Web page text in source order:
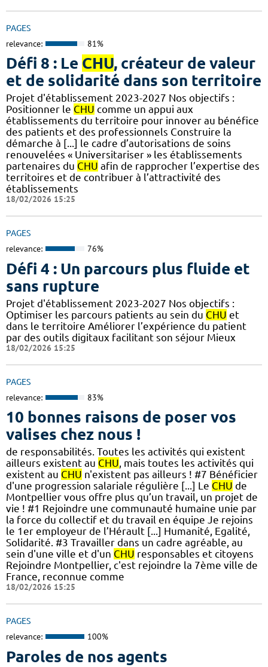
PAGES
relevance: 81%
Défi 8 : Le CHU, créateur de valeur
et de solidarité dans son territoire
Projet d'établissement 2023-2027 Nos objectifs :
Positionner le CHU comme un appui aux
établissements du territoire pour innover au bénéfice
des patients et des professionnels Construire la
démarche à [...] le cadre d’autorisations de soins
renouvelées « Universitariser » les établissements
partenaires du CHU afin de rapprocher l’expertise des
territoires et de contribuer à l’attractivité des
établissements
18/02/2026 15:25
PAGES
relevance: 76%
Défi 4 : Un parcours plus fluide et
sans rupture
Projet d'établissement 2023-2027 Nos objectifs :
Optimiser les parcours patients au sein du CHU et
dans le territoire Améliorer l’expérience du patient
par des outils digitaux facilitant son séjour Mieux
18/02/2026 15:25
PAGES
relevance: 83%
10 bonnes raisons de poser vos
valises chez nous !
de responsabilités. Toutes les activités qui existent
ailleurs existent au CHU, mais toutes les activités qui
existent au CHU n'existent pas ailleurs ! #7 Bénéficier
d'une progression salariale régulière [...] Le CHU de
Montpellier vous offre plus qu’un travail, un projet de
vie ! #1 Rejoindre une communauté humaine unie par
la force du collectif et du travail en équipe Je rejoins
le 1er employeur de l’Hérault [...] Humanité, Egalité,
Solidarité. #3 Travailler dans un cadre agréable, au
sein d'une ville et d'un CHU responsables et citoyens
Rejoindre Montpellier, c'est rejoindre la 7ème ville de
France, reconnue comme
18/02/2026 15:25
PAGES
relevance: 100%
Paroles de nos agents